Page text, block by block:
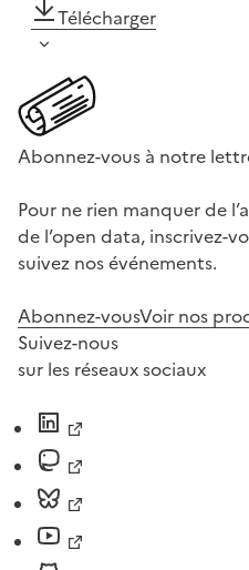
Télécharger
Abonnez-vous à notre
Pour ne rien manquer de
de l’open data, inscrivez-
suivez nos événements.
Abonnez-vousVoir nos
Suivez-nous
sur les réseaux sociaux